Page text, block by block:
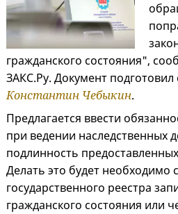
гражданского состояния",
ЗАКС.Ру. Документ подготовил
Константин Чебыкин.
Предлагается ввести
при ведении наследственных
подлинность
Делать это будет
государственного реестра
гражданского состояния или